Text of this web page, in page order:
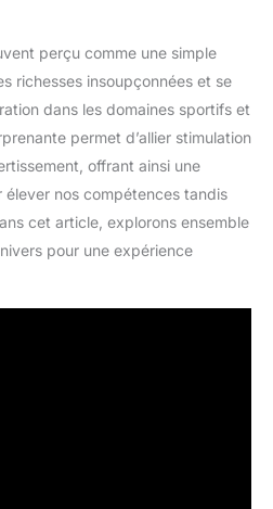
perçu comme une simple
richesses insoupçonnées et se
dans les domaines sportifs et
permet d’allier stimulation
offrant ainsi une
nos compétences tandis
cet article, explorons ensemble
pour une expérience